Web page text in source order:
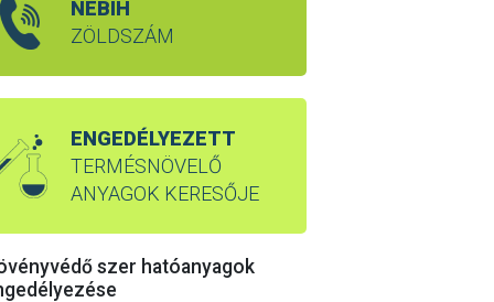
NÉBIH
ZÖLDSZÁM
ENGEDÉLYEZETT
TERMÉSNÖVELŐ
ANYAGOK KERESŐJE
szer hatóanyagok